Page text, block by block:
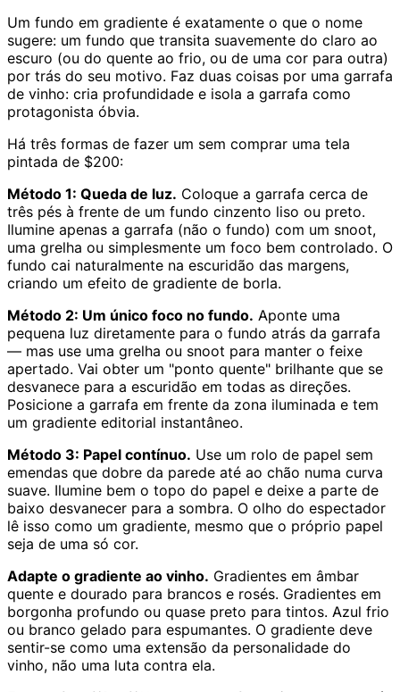
Um fundo em gradiente é exatamente o que o nome
sugere: um fundo que transita suavemente do claro ao
escuro (ou do quente ao frio, ou de uma cor para outra)
por trás do seu motivo. Faz duas coisas por uma garrafa
de vinho: cria profundidade e isola a garrafa como
protagonista óbvia.
Há três formas de fazer um sem comprar uma tela
pintada de $200:
Método 1: Queda de luz. Coloque a garrafa cerca de
três pés à frente de um fundo cinzento liso ou preto.
Ilumine apenas a garrafa (não o fundo) com um snoot,
uma grelha ou simplesmente um foco bem controlado. O
fundo cai naturalmente na escuridão das margens,
criando um efeito de gradiente de borla.
Método 2: Um único foco no fundo. Aponte uma
pequena luz diretamente para o fundo atrás da garrafa
— mas use uma grelha ou snoot para manter o feixe
apertado. Vai obter um "ponto quente" brilhante que se
desvanece para a escuridão em todas as direções.
Posicione a garrafa em frente da zona iluminada e tem
um gradiente editorial instantâneo.
Método 3: Papel contínuo. Use um rolo de papel sem
emendas que dobre da parede até ao chão numa curva
suave. Ilumine bem o topo do papel e deixe a parte de
baixo desvanecer para a sombra. O olho do espectador
lê isso como um gradiente, mesmo que o próprio papel
seja de uma só cor.
Adapte o gradiente ao vinho. Gradientes em âmbar
quente e dourado para brancos e rosés. Gradientes em
borgonha profundo ou quase preto para tintos. Azul frio
ou branco gelado para espumantes. O gradiente deve
sentir-se como uma extensão da personalidade do
vinho, não uma luta contra ela.